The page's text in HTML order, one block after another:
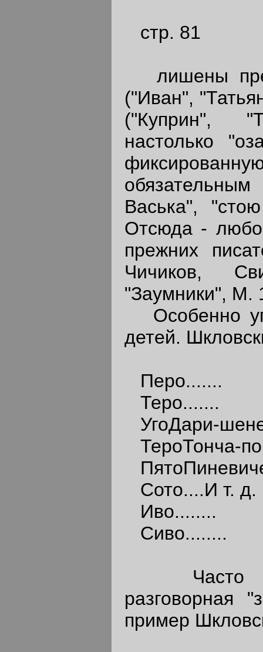
стр. 81
лишены
("Иван",
("Куприн",
настолько
Васька",
Отсюда -
прежних
Чичиков,
"Заумники", М.
Особенно
детей.
Перо.......
Теро.......
УгоДари-
ТероТонча-
Сото....И т. д.
Иво........
Сиво........
Часто
разговорная
пример